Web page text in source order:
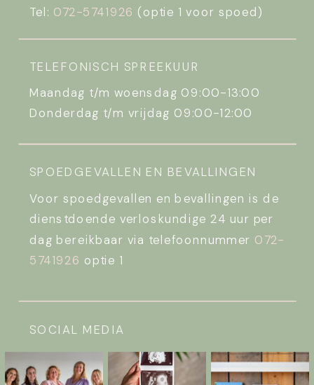
Tel: 072-5741926 (optie 1 voor spoed)
TELEFONISCH SPREEKUUR
Maandag t/m woensdag 09:00-13:00
Donderdag t/m vrijdag 09:00-12:00
SOCIAL MEDIA
SPOEDGEVALLEN EN BEVALLINGEN
Voor spoedgevallen en bevallingen is de
dienstdoende verloskundige 24 uur per
dag bereikbaar via telefoonnummer 072-
5741926 optie 1